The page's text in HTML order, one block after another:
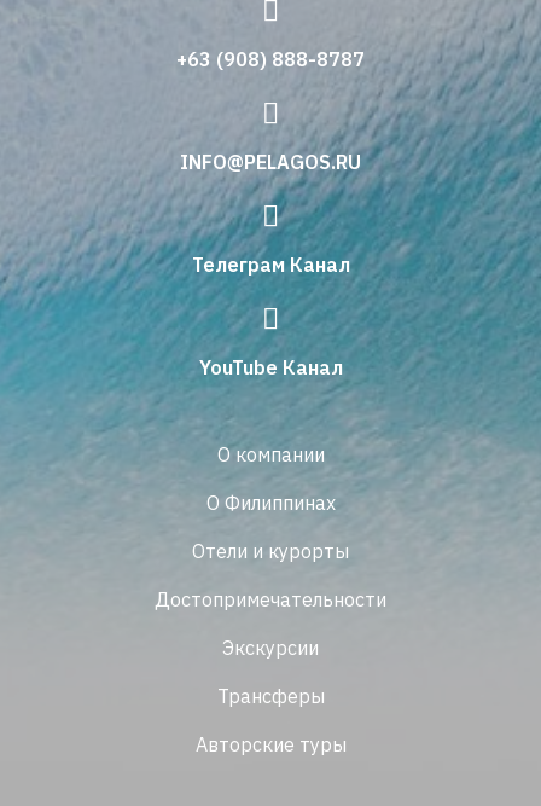
+63 (908) 888-8787
INFO@PELAGOS.RU
Телеграм Канал
YouTube Канал
О компании
О Филиппинах
Отели и курорты
Достопримечательности
Экскурсии
Трансферы
Авторские туры